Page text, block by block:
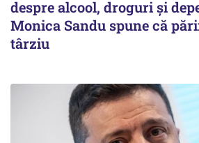
despre alcool, droguri și
Monica Sandu spune că
târziu